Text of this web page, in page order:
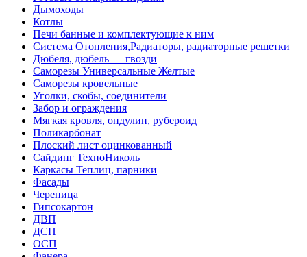
Дымоходы
Котлы
Печи банные и комплектующие к ним
Система Отопления,Радиаторы, радиаторные решетки
Дюбеля, дюбель — гвозди
Саморезы Универсальные Желтые
Саморезы кровельные
Уголки, скобы, соединители
Забор и ограждения
Мягкая кровля, ондулин, рубероид
Поликарбонат
Плоский лист оцинкованный
Сайдинг ТехноНиколь
Каркасы Теплиц, парники
Фасады
Черепица
Гипсокартон
ДВП
ДСП
ОСП